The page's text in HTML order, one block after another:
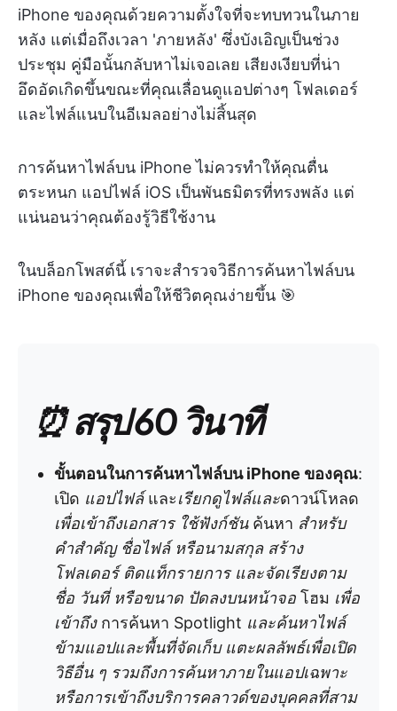
iPhone ของคุณด้วยความตั้งใจที่จะทบทวนในภาย
หลัง แต่เมื่อถึงเวลา 'ภายหลัง' ซึ่งบังเอิญเป็นช่วง
ประชุม คู่มือนั้นกลับหาไม่เจอเลย เสียงเงียบที่น่า
อึดอัดเกิดขึ้นขณะที่คุณเลื่อนดูแอปต่างๆ โฟลเดอร์
และไฟล์แนบในอีเมลอย่างไม่สิ้นสุด
การค้นหาไฟล์บน iPhone ไม่ควรทำให้คุณตื่น
ตระหนก แอปไฟล์ iOS เป็นพันธมิตรที่ทรงพลัง แต่
แน่นอนว่าคุณต้องรู้วิธีใช้งาน
ในบล็อกโพสต์นี้ เราจะสำรวจวิธีการค้นหาไฟล์บน
iPhone ของคุณเพื่อให้ชีวิตคุณง่ายขึ้น 🎯
⏰ สรุป 60 วินาที
ขั้นตอนในการค้นหาไฟล์บน iPhone ของคุณ:
เปิด แอปไฟล์และเรียกดูไฟล์และดาวน์โหลด
เพื่อเข้าถึงเอกสาร ใช้ฟังก์ชัน ค้นหา สำหรับ
คำสำคัญ ชื่อไฟล์ หรือนามสกุล สร้าง
โฟลเดอร์ ติดแท็กรายการ และจัดเรียงตาม
ชื่อ วันที่ หรือขนาด ปัดลงบนหน้าจอ โฮม เพื่อ
เข้าถึง การค้นหา Spotlight และค้นหาไฟล์
ข้ามแอปและพื้นที่จัดเก็บ แตะผลลัพธ์เพื่อเปิด
วิธีอื่น ๆ รวมถึงการค้นหาภายในแอปเฉพาะ
หรือการเข้าถึงบริการคลาวด์ของบุคคลที่สาม